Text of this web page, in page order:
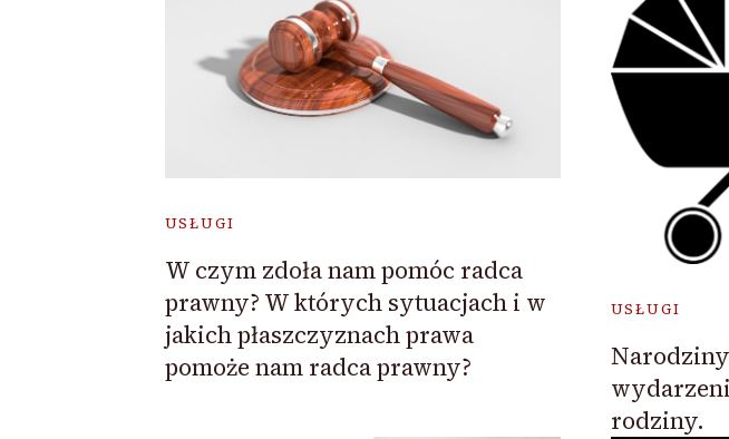
USŁUGI
W czym zdoła nam pomóc radca
prawny? W których sytuacjach i w
jakich płaszczyznach prawa
pomoże nam radca prawny?
USŁUGI
rodziny.